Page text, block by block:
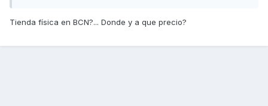
Tienda física en BCN?... Donde y a que precio?